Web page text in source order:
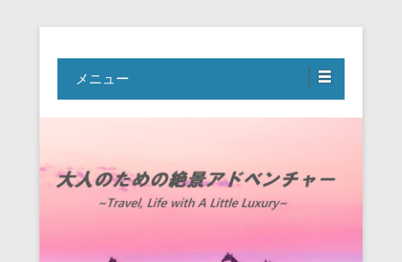
大人のための絶景アドベンチャー
メニュー